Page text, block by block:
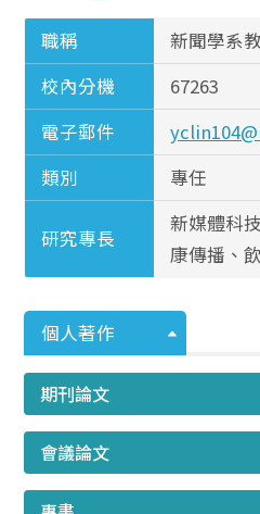
職稱
新聞學系
校內分機
67263
電子郵件
類別
專任
研究專長
新媒體科
康傳播、
個人著作
期刊論文
會議論文